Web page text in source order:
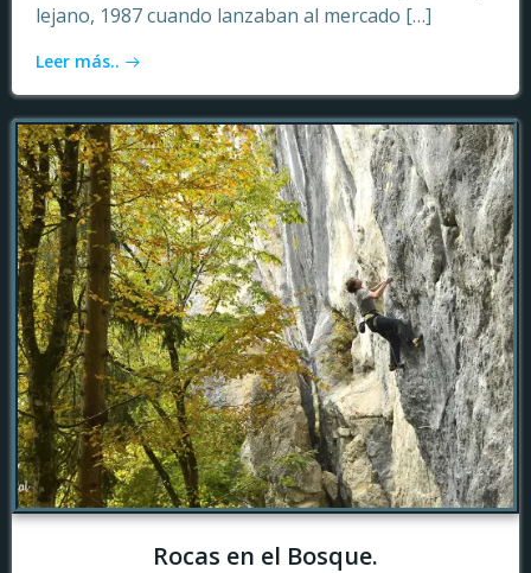
lejano, 1987 cuando lanzaban al mercado […]
Leer más..
Rocas en el Bosque.